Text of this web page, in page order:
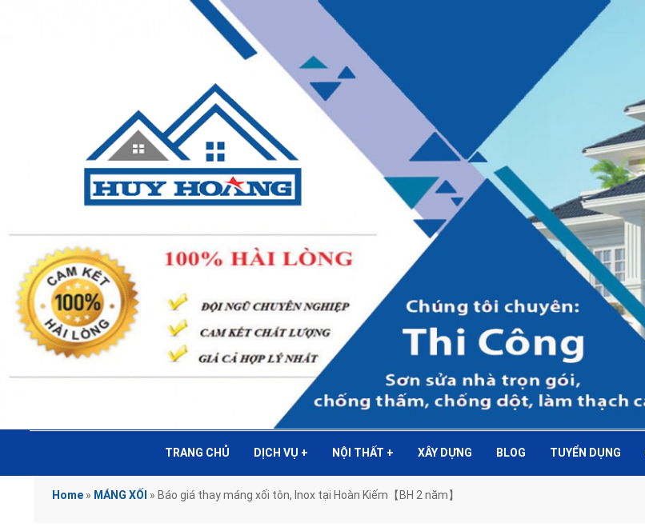
TRANG CHỦ DỊCH VỤ + NỘI THẤT + XÂY DỰNG BLOG TUYỂN DỤNG
Home » MÁNG XỐI » Báo giá thay máng xối tôn, Inox tại Hoàn Kiếm【BH 2 năm】